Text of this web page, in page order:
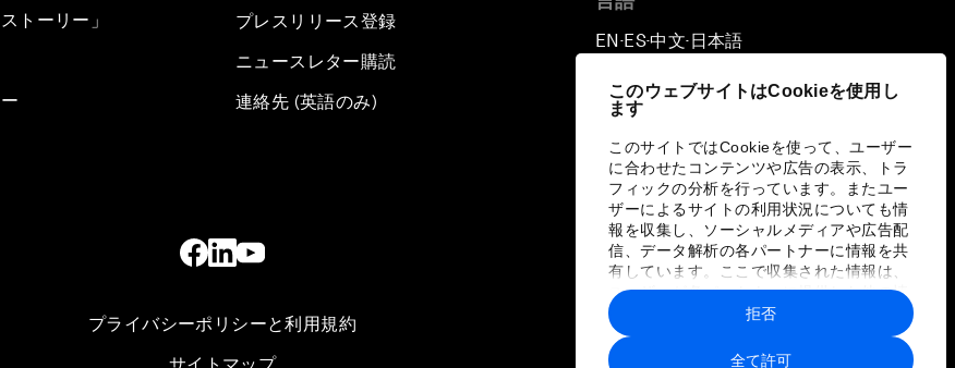
このウェブサイトはCookieを使用し
ます
このサイトではCookieを使って、ユーザー
に合わせたコンテンツや広告の表示、トラ
フィックの分析を行っています。またユー
ザーによるサイトの利用状況についても情
報を収集し、ソーシャルメディアや広告配
信、データ解析の各パートナーに情報を共
有しています。ここで収集された情報は、
ユーザーが各パートナーに提供した他の情
報や各パートナーのサービスを使用した際
に収集された情報と組み合わされ、各パー
トナーによって使用されることがありま
全て許可
拒否
トーリー」
プレスリリース登録
ニュースレター購読
連絡先 (英語のみ)
EN ▪ES▪中文▪ 日本語
プライバシーポリシーと利用規約
サイトマップ